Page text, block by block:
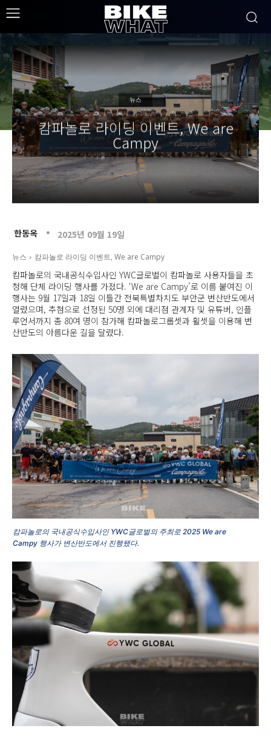
뉴스
캄파놀로 라이딩 이벤트, We are
Campy
한동옥 2025년 09월 19일
뉴스 캄파놀로 라이딩 이벤트, We are Campy
캄파놀로의 국내공식수입사인 YWC글로벌이 캄파놀로 사용자들을 초
청해 단체 라이딩 행사를 가졌다. ‘We are Campy’로 이름 붙여진 이
행사는 9월 17일과 18일 이틀간 전북특별차치도 부안군 변산반도에서
열렸으며, 추첨으로 선정된 50명 외에 대리점 관계자 및 유튜버, 인플
루언서까지 총 80여 명이 참가해 캄파놀로그룹셋과 휠셋을 이용해 변
산반도의 아름다운 길을 달렸다.
캄파놀로의 국내공식수입사인 YWC글로벌의 주최로 2025 We are
Campy 행사가 변산반도에서 진행됐다.